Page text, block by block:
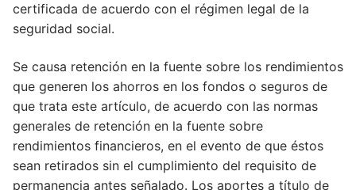
certificada de acuerdo con el régimen legal de la
seguridad social.
Se causa retención en la fuente sobre los rendimientos
que generen los ahorros en los fondos o seguros de
que trata este artículo, de acuerdo con las normas
generales de retención en la fuente sobre
rendimientos financieros, en el evento de que éstos
sean retirados sin el cumplimiento del requisito de
permanencia antes señalado. Los aportes a título de